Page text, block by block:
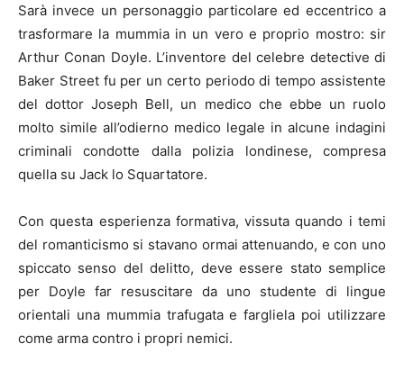
Sarà invece un personaggio particolare ed eccentrico a
trasformare la mummia in un vero e proprio mostro: sir
Arthur Conan Doyle. L’inventore del celebre detective di
Baker Street fu per un certo periodo di tempo assistente
del dottor Joseph Bell, un medico che ebbe un ruolo
molto simile all’odierno medico legale in alcune indagini
criminali condotte dalla polizia londinese, compresa
quella su Jack lo Squartatore.
Con questa esperienza formativa, vissuta quando i temi
del romanticismo si stavano ormai attenuando, e con uno
spiccato senso del delitto, deve essere stato semplice
per Doyle far resuscitare da uno studente di lingue
orientali una mummia trafugata e fargliela poi utilizzare
come arma contro i propri nemici.